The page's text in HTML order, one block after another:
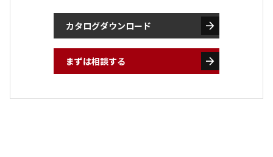
カタログダウンロード arrow_forward
まずは相談する arrow_forward